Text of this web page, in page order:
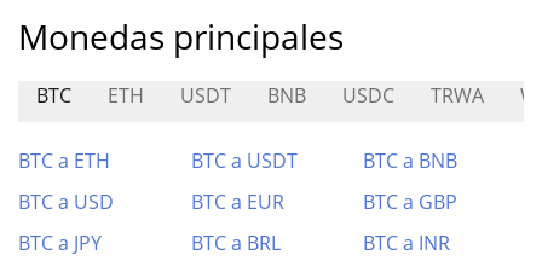
Monedas principales
BTC ETH USDT BNB USDC TRWA
BTC a ETH BTC a USDT
BTC a BNB
BTC a USD
BTC a EUR
BTC a GBP
BTC a JPY
BTC a BRL
BTC a INR